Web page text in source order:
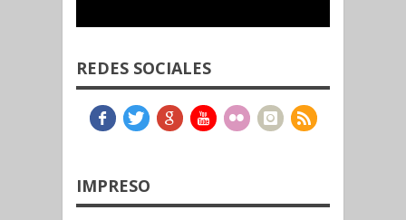
REDES SOCIALES
IMPRESO